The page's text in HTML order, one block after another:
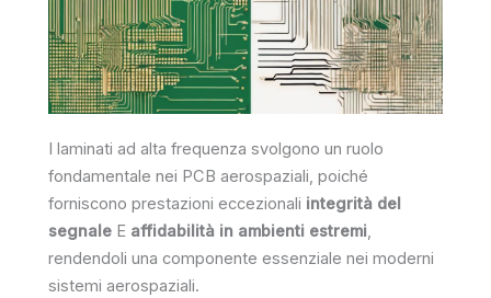
I laminati ad alta frequenza svolgono un ruolo
fondamentale nei PCB aerospaziali, poiché
forniscono prestazioni eccezionali integrità del
segnale E affidabilità in ambienti estremi,
rendendoli una componente essenziale nei moderni
sistemi aerospaziali.